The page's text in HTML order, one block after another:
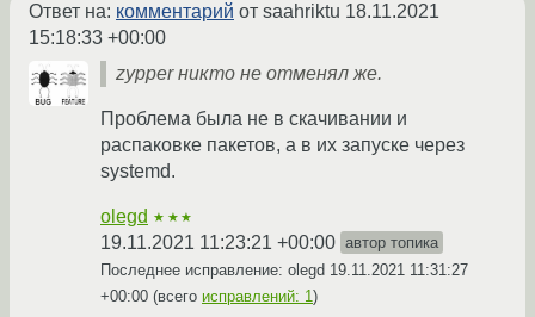
Ответ на: комментарий от saahriktu 18.11.2021
15:18:33 +00:00
zypper никто не отменял же.
Проблема была не в скачивании и
распаковке пакетов, а в их запуске через
systemd.
olegd ★★★
19.11.2021 11:23:21 +00:00 автор топика
Последнее исправление: olegd 19.11.2021 11:31:27
+00:00 (всего исправлений: 1)